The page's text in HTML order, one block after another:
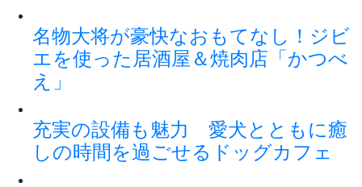
名物大将が豪快なおもてなし！ジビ
エを使った居酒屋＆焼肉店「かつべ
え」
充実の設備も魅力 愛犬とともに癒
しの時間を過ごせるドッグカフェ